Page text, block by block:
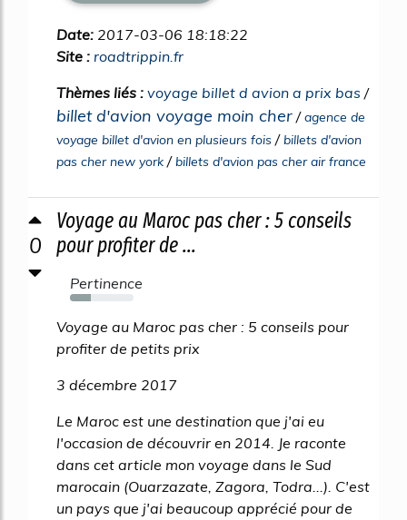
Date: 2017-03-06 18:18:22
Site : roadtrippin.fr
Thèmes liés : voyage billet d avion a prix bas /
billet d'avion voyage moin cher /agence de
voyage billet d'avion en plusieurs fois /billets d'avion
pas cher new york /billets d'avion pas cher air france
0
Voyage au Maroc pas cher : 5 conseils
pour profiter de ...
Pertinence
33%
Voyage au Maroc pas cher : 5 conseils pour
profiter de petits prix
3 décembre 2017
Le Maroc est une destination que j'ai eu
l'occasion de découvrir en 2014. Je raconte
dans cet article mon voyage dans le Sud
marocain (Ouarzazate, Zagora, Todra...). C'est
un pays que j'ai beaucoup apprécié pour de